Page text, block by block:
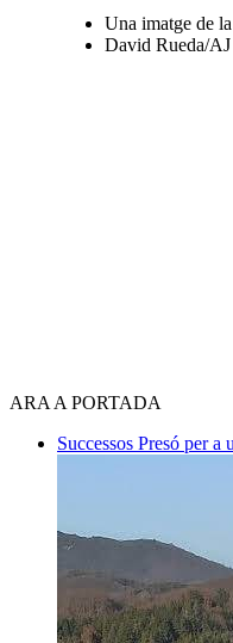
Una imatge de
David Rueda/
ARA A PORTADA
Successos Presó per a